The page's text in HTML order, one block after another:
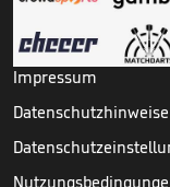
Impressum
Datenschutzhinweise